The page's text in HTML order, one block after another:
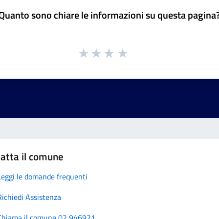
sono chiare le informazioni su questa
il comune
le domande frequenti
Assistenza